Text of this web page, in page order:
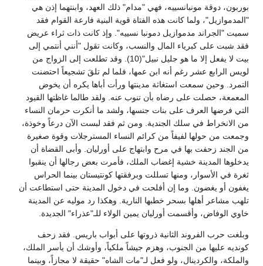
بوربون، دوقة مونبانسييه، فهي "مدام" ذلك العهد، وابنتهما إذن هي
"المدموازيل"، ولما كانت هذه الفتاة قوية البنية فارعة القوام فقد
سميت "الجراند مدموازيل دمونبا نسييه". وإذ كانت ذات ثراء عريض
فقد شبت على كبرياء المال والنسب، وكانت تقول "أنني أنتمي إلى
بيت لا يفعل إلا ما هو جليل نبيل"(10). وقد تطلعت إلى الزواج من
لويس الرابع عشر رغم أنه ابن عمها، فلما لم تلقَ تشجيعاً احتضنت
التمرد. وحين سمعت استغاثة مدينتها ورأت أباها يكره أن يخوض
المعمعة، حصلت على رضاه بأن تنوب عنه. ولقد طالما غاظتها القيود
التي فرضها العرف على بنات جنسها، ولشد ما أنكرت حرمان النساء
من الانخراط في سلك الجندية. ومن ثم فقد لبست الآن درعاً وخوذة،
وجمعت من حولها لفيفاً من كرائم النساء المسترجلات وقوة صغيرة
من الجند زحفت بها في مرح وابتهاج على أورليان. وأبى القضاة أن
يدخلوها المدينة خشية إغضاب الملك، فأمرت بعض رجالها أن ينقبوا
ثغرة في الأسوار، ومنها تسللت وبرفقتها كونتيستان بينما الحراس
يغفون أو يغضون. وما إن أفلحت في دخول المدينة حتى استطاعت أن
تلهب مشاعر أهلها بسحر خطبها النارية. وهكذا رد موليه عن المدينة
خاوي الوفاض، وأقسمت أورليان يمين الولاء للـ"عذراء" الجديدة.
وبلغت حرب الفروند الثانية ذروتها على أبواب باريس. فقد زحف
كونديه عليها من الجنوب، وهزم جيشاً ملكياً، وأوشك أن يأسر الملك،
والملكة، والكردينال، ولو فعل لـ"مات الشاه" حقيقة لا مجازاً، وبينما